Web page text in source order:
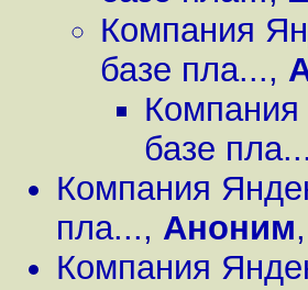
Компания
базе пла...,
Компания
базе пла...
Компания
пла..., Аноним,
Компания